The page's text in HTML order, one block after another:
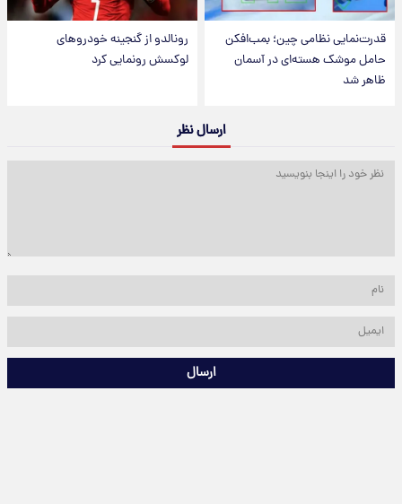
قدرت‌نمایی نظامی چین؛ بمب‌افکن
حامل موشک هسته‌ای در آسمان
ظاهر شد
رونالدو از گنجینه خودروهای
لوکسش رونمایی کرد
ارسال نظر
ارسال